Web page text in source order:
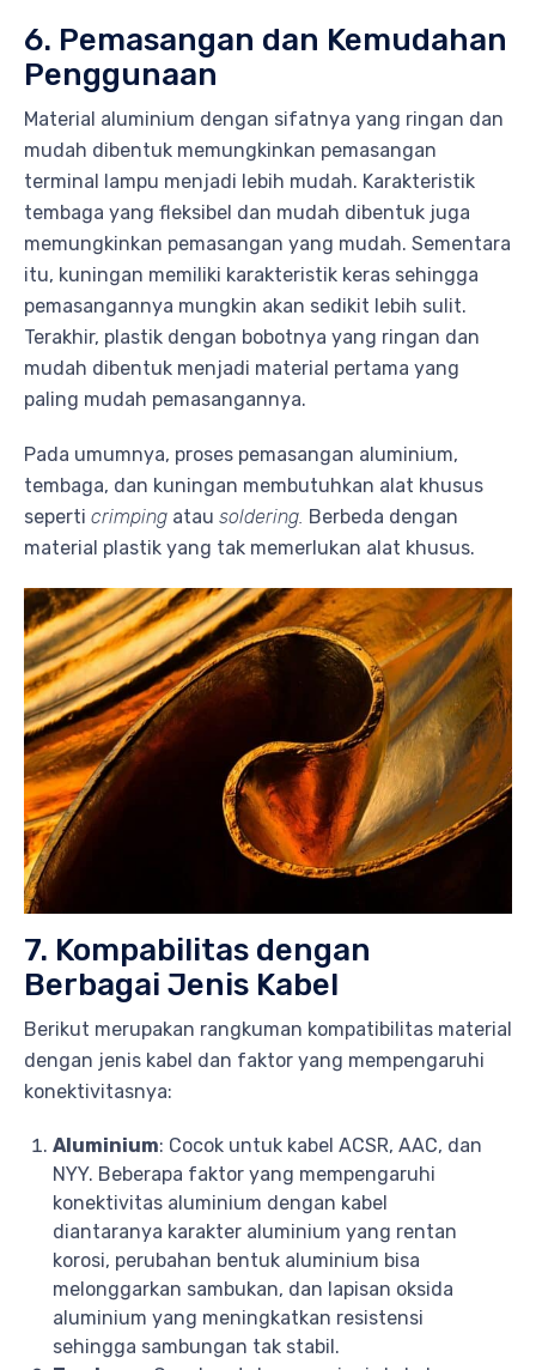
6. Pemasangan dan Kemudahan
Penggunaan
Material aluminium dengan sifatnya yang ringan dan
mudah dibentuk memungkinkan pemasangan
terminal lampu menjadi lebih mudah. Karakteristik
tembaga yang fleksibel dan mudah dibentuk juga
memungkinkan pemasangan yang mudah. Sementara
itu, kuningan memiliki karakteristik keras sehingga
pemasangannya mungkin akan sedikit lebih sulit.
Terakhir, plastik dengan bobotnya yang ringan dan
mudah dibentuk menjadi material pertama yang
paling mudah pemasangannya.
Pada umumnya, proses pemasangan aluminium,
tembaga, dan kuningan membutuhkan alat khusus
seperti crimping atau soldering. Berbeda dengan
material plastik yang tak memerlukan alat khusus.
7. Kompabilitas dengan
Berbagai Jenis Kabel
Berikut merupakan rangkuman kompatibilitas material
dengan jenis kabel dan faktor yang mempengaruhi
konektivitasnya:
Aluminium: Cocok untuk kabel ACSR, AAC, dan
NYY. Beberapa faktor yang mempengaruhi
konektivitas aluminium dengan kabel
diantaranya karakter aluminium yang rentan
korosi, perubahan bentuk aluminium bisa
melonggarkan sambukan, dan lapisan oksida
aluminium yang meningkatkan resistensi
sehingga sambungan tak stabil.